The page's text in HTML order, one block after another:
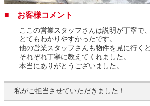
■ お客様コメント
ここの営業スタッフさんは説明が丁寧で、
とてもわかりやすかったです。
他の営業スタッフさんも物件を見に行くと
それぞれ丁寧に教えてくれました。
本当にありがとうございました。
私がご担当させていただきました！